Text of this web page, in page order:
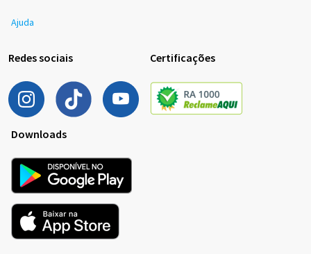
Ajuda
Redes sociais Certificações
Downloads